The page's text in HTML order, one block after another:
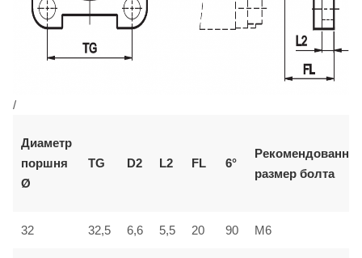
/
Диаметр
поршня
Ø
TG D2 L2 FL 6°
размер болта
32 32,5 6,6 5,5 20 90 M6